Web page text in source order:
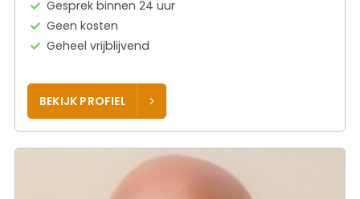
Gesprek binnen 24 uur
Geen kosten
Geheel vrijblijvend
BEKIJK PROFIEL